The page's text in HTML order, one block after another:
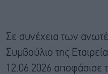
Σε συνέχεια των
Συμβούλιο της
12.06.2026